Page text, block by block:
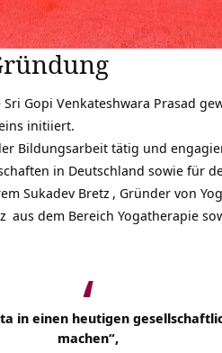
Gopi Venkateshwara Prasad
initiiert.
Bildungsarbeit tätig und
in Deutschland sowie für
Sukadev Bretz , Gründer von
aus dem Bereich Yogatherapie
in einen heutigen
machen“,